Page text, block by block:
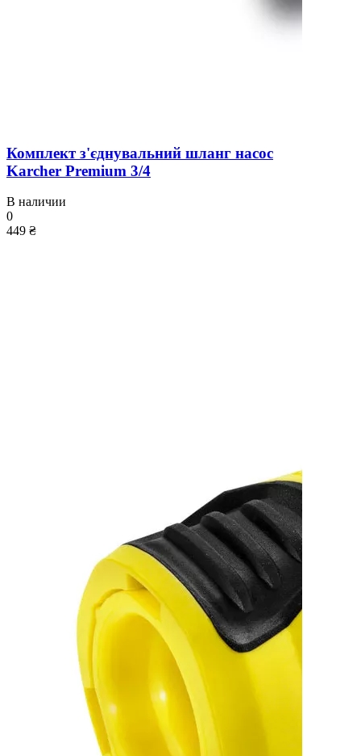
Комплект з'єднувальний шланг насос
Karcher Premium 3/4
В наличии
0
449 ₴